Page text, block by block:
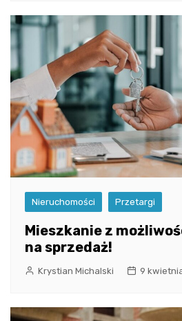
Nieruchomości Przetargi
Mieszkanie z
na sprzedaż!
Krystian Michalski 9